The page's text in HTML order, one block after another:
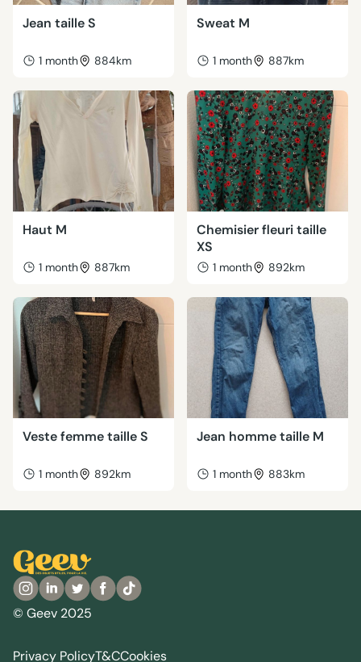
Jean taille S
1 month 884km
Sweat M
1 month 887km
Haut M
1 month 887km
Chemisier fleuri taille
XS
1 month 892km
Veste femme taille S
1 month 892km
Jean homme taille M
1 month 883km
© Geev 2025
Privacy PolicyT&CCookies